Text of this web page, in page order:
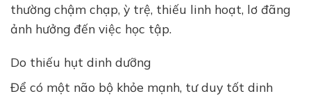
thường chậm chạp, ỳ trệ, thiếu linh hoạt, lơ đãng
ảnh hưởng đến việc học tập.
Do thiếu hụt dinh dưỡng
Để có một não bộ khỏe mạnh, tư duy tốt dinh